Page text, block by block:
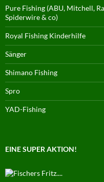
Pure Fishing (ABU, Mitchell,
Spiderwire & co)
Royal Fishing Kinderhilfe
Sänger
Shimano Fishing
Spro
YAD-Fishing
EINE SUPER AKTION!